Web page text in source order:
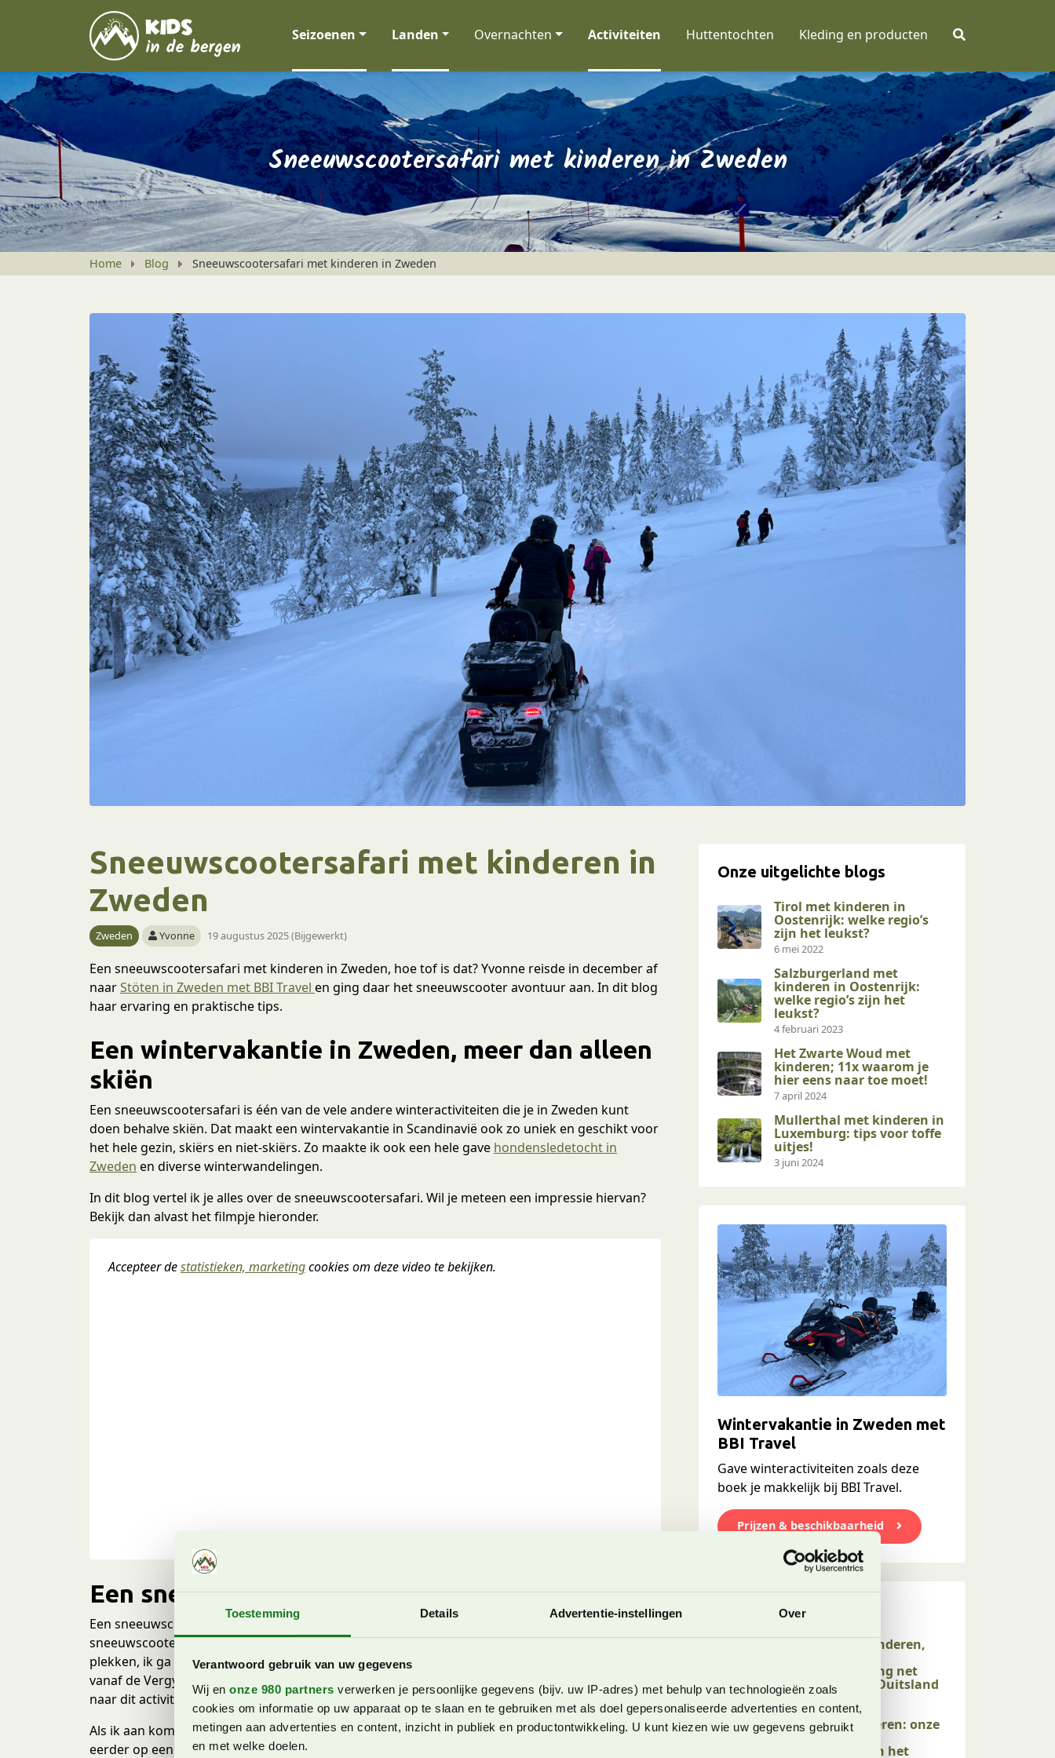
Toestemming Details Advertentie-instellingen Over
Verantwoord gebruik van uw gegevens
Wij en onze 980 partners verwerken je persoonlijke gegevens (bijv. uw IP-adres) met behulp van technologieën zoals
cookies om informatie op uw apparaat op te slaan en te gebruiken met als doel gepersonaliseerde advertenties en content,
metingen aan advertenties en content, inzicht in publiek en productontwikkeling. U kunt kiezen wie uw gegevens gebruikt
en met welke doelen.
Seizoenen Landen Overnachten Activiteiten Huttentochten Kleding en producten
Sneeuwscootersafari met kinderen in Zweden
Home Blog Sneeuwscootersafari met kinderen in Zweden
Sneeuwscootersafari met kinderen in
Zweden
Zweden Yvonne 19 augustus 2025 (Bijgewerkt)
Een sneeuwscootersafari met kinderen in Zweden, hoe tof is dat? Yvonne reisde in december af
naarStöten in Zweden met BBI Travel en ging daar het sneeuwscooter avontuur aan. In dit blog
haar ervaring en praktische tips.
Een wintervakantie in Zweden, meer dan alleen
skiën
Een sneeuwscootersafari is één van de vele andere winteractiviteiten die je in Zweden kunt
doen behalve skiën. Dat maakt een wintervakantie in Scandinavië ook zo uniek en geschikt voor
het hele gezin, skiërs en niet-skiërs. Zo maakte ik ook een hele gave hondensledetocht in
Zweden en diverse winterwandelingen.
In dit blog vertel ik je alles over de sneeuwscootersafari. Wil je meteen een impressie hiervan?
Bekijk dan alvast het filmpje hieronder.
Accepteer de statistieken, marketing cookies om deze video te bekijken.
Een sneeuwscootersafari in Stöten in Zweden
Een sneeuwscootersafari is het makkelijkste om in Zweden te doen. In Noorwegen is een
sneeuwscootersafari wat lastiger door de strengere wetgeving. In Zweden kan dit op meerdere
plekken, ik ga op sneeuwscootersafari in Stöten met More Activities. Op slechts 150 meter
vanaf de Vergy Express stoeltjeslift bij het kinderland van het skigebied van Stöten wandel je zo
naar dit activiteitencentrum.
Als ik aan kom lopen zie ik de sneeuwscooters al staan. Ik ben heel benieuwd, want ik heb nooit
eerder op een sneeuwscooter gezeten, laat staan zelf bestuurd.
Onze uitgelichte blogs
Tirol met kinderen in
Oostenrijk: welke regio’s
zijn het leukst?
6 mei 2022
Salzburgerland met
kinderen in Oostenrijk:
welke regio’s zijn het
leukst?
4 februari 2023
Het Zwarte Woud met
kinderen; 11x waarom je
hier eens naar toe moet!
7 april 2024
Mullerthal met kinderen in
Luxemburg: tips voor toffe
uitjes!
3 juni 2024
Wintervakantie in Zweden met
BBI Travel
Gave winteractiviteiten zoals deze
boek je makkelijk bij BBI Travel.
Prijzen & beschikbaarheid
Onze laatste blogs
Willingen met kinderen,
gezinsbestemming net
over de grens in Duitsland
4 augustus 2026
Rauris met kinderen: onze
tips voor een
zomervakantie in het